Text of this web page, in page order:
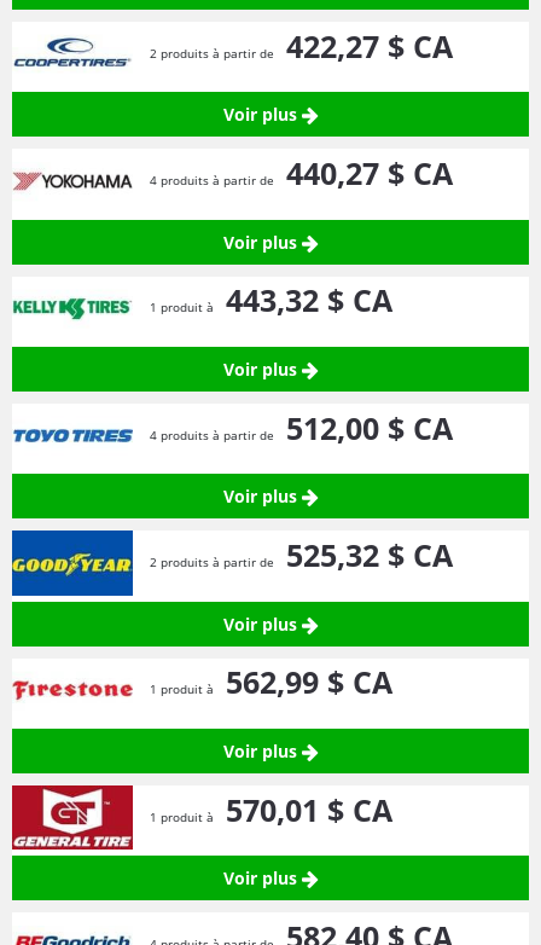
2 produits à partir de 422,27 $ CA
Voir plus
4 produits à partir de 440,27 $ CA
Voir plus
1 produit à 443,32 $ CA
Voir plus
4 produits à partir de 512,00 $ CA
Voir plus
2 produits à partir de 525,32 $ CA
Voir plus
1 produit à 562,99 $ CA
Voir plus
1 produit à 570,01 $ CA
Voir plus
582,40 $ CA